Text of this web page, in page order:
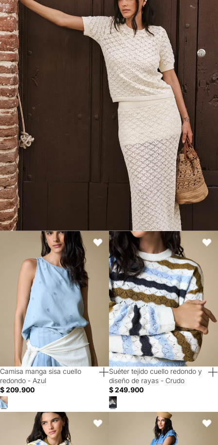
Camisa manga sisa cuello redondo - Azul
Camisa manga sisa cuello
redondo - Azul
$ 209.900
Favoritos
Suéter tejido cuello redondo y
Suéter tejido cuello redondo y
diseño de rayas - Crudo
$ 249.900
Chaqueta cierre frontal con broches y cintura ajustable - Verde
Favoritos
Falda larga estampada - Crudo